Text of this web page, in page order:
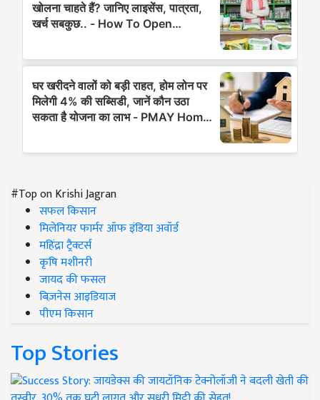
#Top on Krishi Jagran
सफल किसान
मिलेनियर फार्मर ऑफ इंडिया अवॉर्ड
महिंद्रा ट्रैक्टर्स
कृषि मशीनरी
जायद की फसल
बिज़नेस आइडियाज
पीएम किसान
Top Stories